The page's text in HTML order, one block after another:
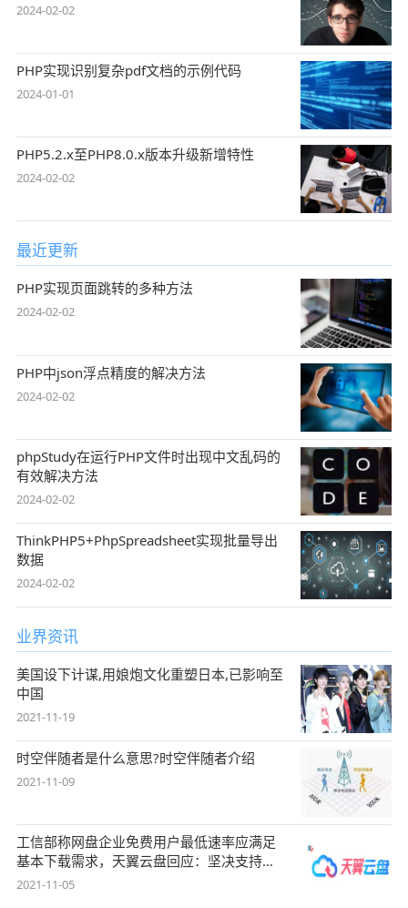
2024-02-02
PHP实现识别复杂pdf文档的示例代码
2024-01-01
PHP5.2.x至PHP8.0.x版本升级新增特性
2024-02-02
最近更新
PHP实现页面跳转的多种方法
2024-02-02
PHP中json浮点精度的解决方法
2024-02-02
phpStudy在运行PHP文件时出现中文乱码的
有效解决方法
2024-02-02
ThinkPHP5+PhpSpreadsheet实现批量导出
数据
2024-02-02
业界资讯
美国设下计谋,用娘炮文化重塑日本,已影响至
中国
2021-11-19
时空伴随者是什么意思?时空伴随者介绍
2021-11-09
工信部称网盘企业免费用户最低速率应满足
基本下载需求，天翼云盘回应：坚决支持，
始终
2021-11-05